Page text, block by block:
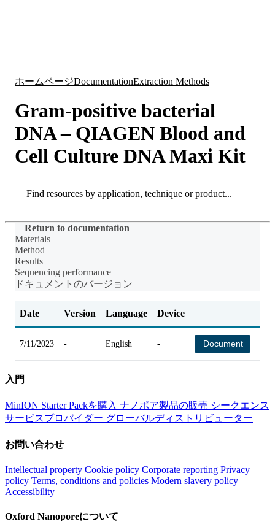
ホームページDocumentationExtraction Methods
Gram-positive bacterial
DNA – QIAGEN Blood and
Cell Culture DNA Maxi Kit
Search
Return to documentation
Materials
Method
Results
Sequencing performance
ドキュメントのバージョン
Date Version Language Device
7/11/2023 - English - Document
入門
MinION Starter Packを購入 ナノポア製品の販売 シークエンス
サービスプロバイダー グローバルディストリビューター
お問い合わせ
Intellectual property Cookie policy Corporate reporting Privacy
policy Terms, conditions and policies Modern slavery policy
Accessibility
Oxford Nanoporeについて